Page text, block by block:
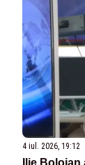
4 iul. 2026, 19:12
Ilie